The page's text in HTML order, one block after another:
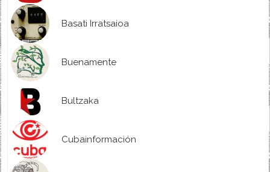
Basati Irratsaioa
Buenamente
Bultzaka
Cubainformación